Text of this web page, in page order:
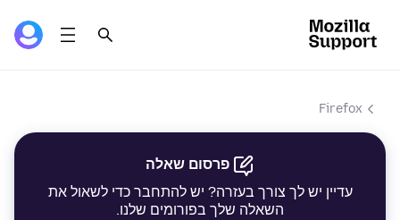
Firefox
פרסום שאלה
עדיין יש לך צורך בעזרה? יש להתחבר כדי לשאול את
השאלה שלך בפורומים שלנו.